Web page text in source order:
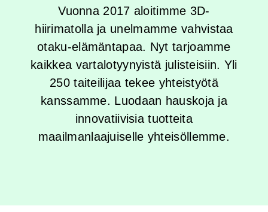
Vuonna 2017 aloitimme 3D-
hiirimatolla ja unelmamme vahvistaa
otaku-elämäntapaa. Nyt tarjoamme
kaikkea vartalotyynyistä julisteisiin. Yli
250 taiteilijaa tekee yhteistyötä
kanssamme. Luodaan hauskoja ja
innovatiivisia tuotteita
maailmanlaajuiselle yhteisöllemme.